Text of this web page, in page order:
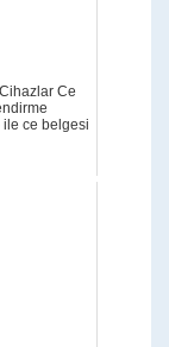
Ce
ce belgesi